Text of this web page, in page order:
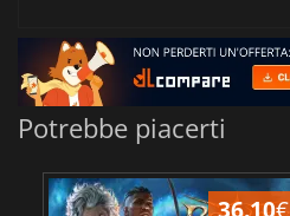
Potrebbe piacerti
36.10€